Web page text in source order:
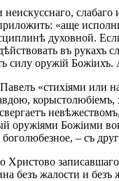
«аще
духовной.
въ рукахъ
силу оружій
«стихіями или
оружіями Божіими
– съ
безъ жалости и